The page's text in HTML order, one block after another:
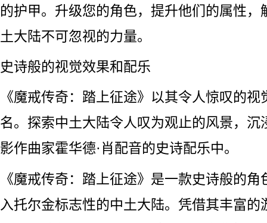
的护甲。升级您的角色，提升他们的属性，
土大陆不可忽视的力量。
史诗般的视觉效果和配乐
《魔戒传奇：踏上征途》以其令人惊叹的
名。探索中土大陆令人叹为观止的风景，沉
影作曲家霍华德·肖配音的史诗配乐中。
《魔戒传奇：踏上征途》是一款史诗般的
入托尔金标志性的中土大陆。凭借其丰富的